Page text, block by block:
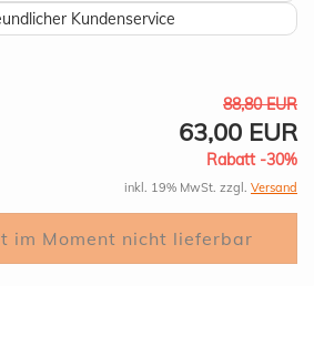
Kundenservice
88,80 EUR
63,00 EUR
Rabatt -30%
inkl. 19% MwSt. zzgl. Versand